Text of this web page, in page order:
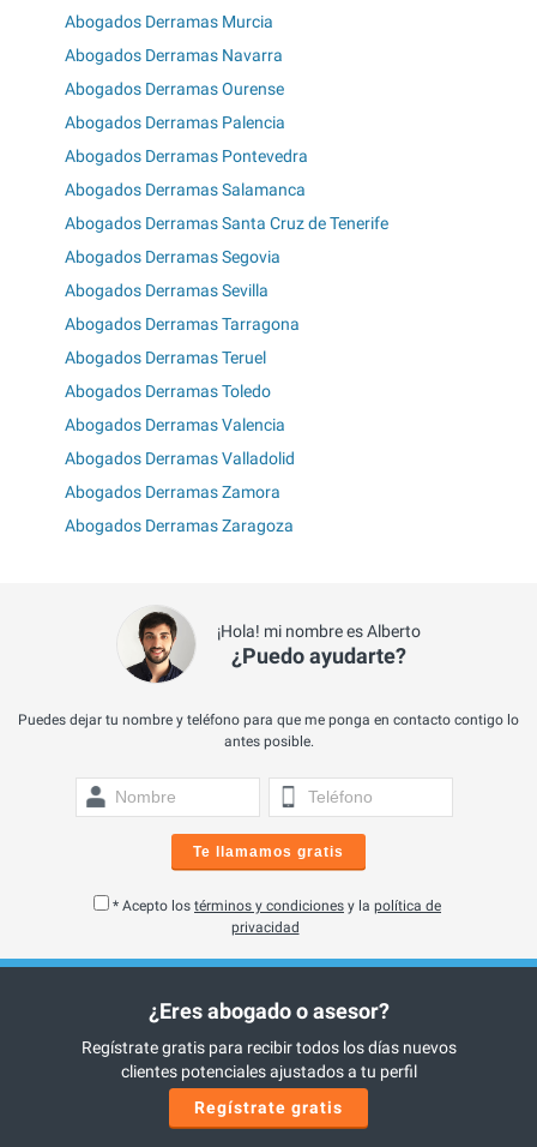
Abogados Derramas Murcia
Abogados Derramas Navarra
Abogados Derramas Ourense
Abogados Derramas Palencia
Abogados Derramas Pontevedra
Abogados Derramas Salamanca
Abogados Derramas Santa Cruz de Tenerife
Abogados Derramas Segovia
Abogados Derramas Sevilla
Abogados Derramas Tarragona
Abogados Derramas Teruel
Abogados Derramas Toledo
Abogados Derramas Valencia
Abogados Derramas Valladolid
Abogados Derramas Zamora
Abogados Derramas Zaragoza
¡Hola! mi nombre es Alberto
¿Puedo ayudarte?
Puedes dejar tu nombre y teléfono para que me ponga en contacto contigo lo
antes posible.
Te llamamos gratis
* Acepto los términos y condiciones y la política de
privacidad
¿Eres abogado o asesor?
Regístrate gratis para recibir todos los días nuevos
clientes potenciales ajustados a tu perfil
Regístrate gratis